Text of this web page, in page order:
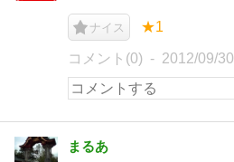
ナイス ★1
コメント(0) 2012/09/30
まるあ